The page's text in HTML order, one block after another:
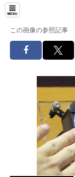
この画像の参照記事